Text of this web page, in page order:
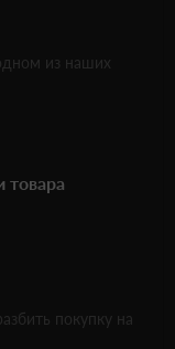
из наших
товара
покупку на